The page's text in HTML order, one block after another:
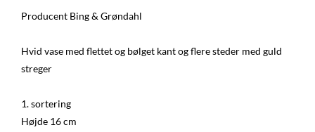
Producent Bing & Grøndahl
Hvid vase med flettet og bølget kant og flere steder med guld
streger
1. sortering
Højde 16 cm